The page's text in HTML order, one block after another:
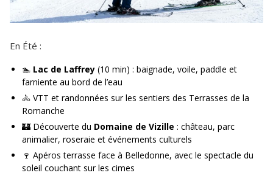
En Été :
🏊 Lac de Laffrey (10 min) : baignade, voile, paddle et
farniente au bord de l’eau
🚴 VTT et randonnées sur les sentiers des Terrasses de la
Romanche
🏰 Découverte du Domaine de Vizille : château, parc
animalier, roseraie et événements culturels
🍷 Apéros terrasse face à Belledonne, avec le spectacle du
soleil couchant sur les cimes